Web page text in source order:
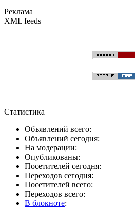
Реклама
XML feeds
Статистика
Объявлений всего:
Объявлений сегодня:
На модерации:
Опубликованы:
Посетителей сегодня:
Переходов сегодня:
Посетителей всего:
Переходов всего:
В блокноте: